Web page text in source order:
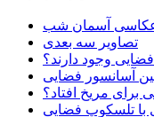
آسمان شب
تصاویر سه بعدی
وجود دارند؟
آسانسور فضایی
برای مریخ افتاد؟